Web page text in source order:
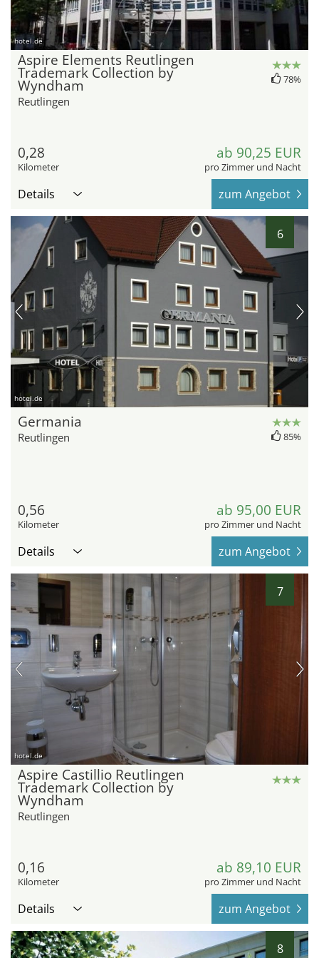
hotel.de
Aspire Elements Reutlingen
Trademark Collection by
Wyndham
Reutlingen
78%
0,28
Kilometer
ab 90,25 EUR
pro Zimmer und Nacht
Details zum Angebot
6
hotel.de
Germania
Reutlingen 85%
0,56
Kilometer
ab 95,00 EUR
pro Zimmer und Nacht
Details zum Angebot
7
hotel.de
Aspire Castillio Reutlingen
Trademark Collection by
Wyndham
Reutlingen
0,16
Kilometer
ab 89,10 EUR
pro Zimmer und Nacht
Details zum Angebot
8